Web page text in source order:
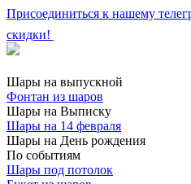
Присоединиться к нашему
скидки!
Шары на выпускной
Фонтан из шаров
Шары на Выписку
Шары на 14 февраля
Шары на День рождения
По событиям
Шары под потолок